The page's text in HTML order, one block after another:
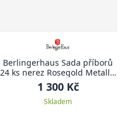
Berlingerhaus Sada příborů
24 ks nerez Rosegold Metallic
Line II
1 300 Kč
Skladem